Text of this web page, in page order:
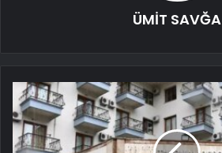
ÜMİT SAVĞA